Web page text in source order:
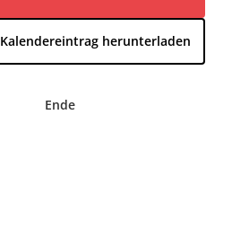
Kalendereintrag herunterladen
Ende